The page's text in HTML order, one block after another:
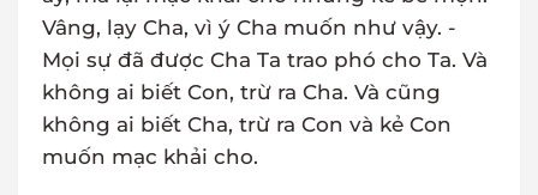
Vâng, lạy Cha, vì ý Cha muốn như vậy. -
Mọi sự đã được Cha Ta trao phó cho Ta. Và
không ai biết Con, trừ ra Cha. Và cũng
không ai biết Cha, trừ ra Con và kẻ Con
muốn mạc khải cho.